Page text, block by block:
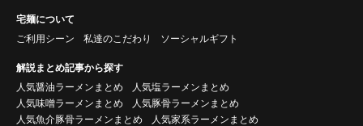
宅麺について
ご利用シーン
私達のこだわり ソーシャルギフト
解説まとめ記事から探す
人気醤油ラーメンまとめ
人気塩ラーメンまとめ
人気味噌ラーメンまとめ
人気豚骨ラーメンまとめ
人気魚介豚骨ラーメンまとめ
人気家系ラーメンまとめ